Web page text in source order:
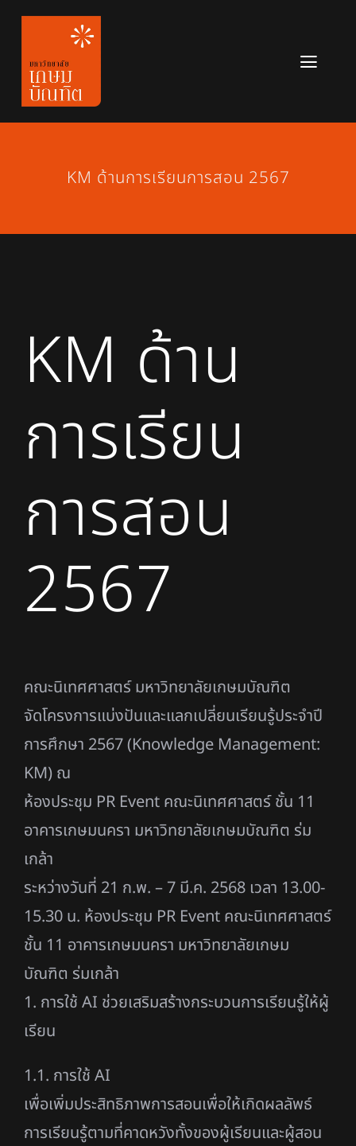
Skip
content
หลักสูตร
KM ด้านการเรียนการสอน 2567
KM ด้าน
การเรียน
การสอน
2567
คณะนิเทศศาสตร์ มหาวิทยาลัยเกษมบัณฑิต
จัดโครงการแบ่งปันและแลกเปลี่ยนเรียนรู้ประจำปี
การศึกษา 2567 (Knowledge Management:
KM) ณ
ห้องประชุม PR Event คณะนิเทศศาสตร์ ชั้น 11
อาคารเกษมนครา มหาวิทยาลัยเกษมบัณฑิต ร่ม
เกล้า
ระหว่างวันที่ 21 ก.พ. – 7 มี.ค. 2568 เวลา 13.00-
15.30 น. ห้องประชุม PR Event คณะนิเทศศาสตร์
ชั้น 11 อาคารเกษมนครา มหาวิทยาลัยเกษม
บัณฑิต ร่มเกล้า
1. การใช้ AI ช่วยเสริมสร้างกระบวนการเรียนรู้ให้ผู้
เรียน
1.1. การใช้ AI
เพื่อเพิ่มประสิทธิภาพการสอนเพื่อให้เกิดผลลัพธ์
การเรียนรู้ตามที่คาดหวังทั้งของผู้เรียนและผู้สอน